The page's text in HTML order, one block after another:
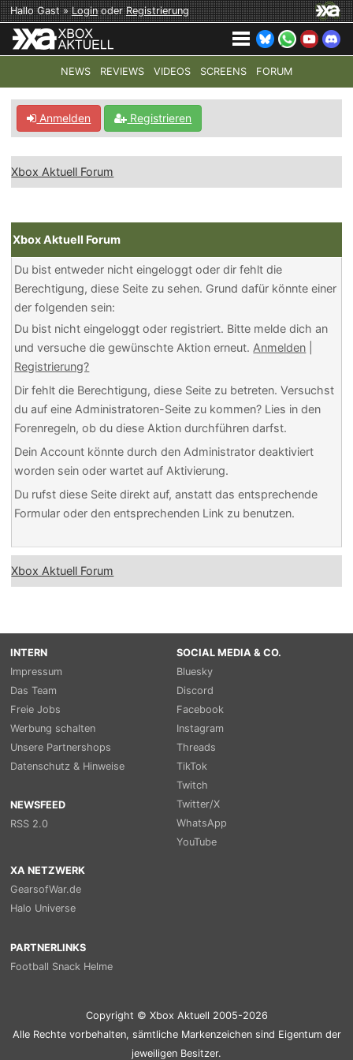
Hallo Gast »LoginoderRegistrierung
NEWS REVIEWS VIDEOS SCREENS FORUM
TOP-THEMEN: COD: MODERN WARFARE 4 HALO:
Anmelden Registrieren
Xbox Aktuell Forum
Xbox Aktuell Forum
Du bist entweder nicht eingeloggt oder dir fehlt die
Berechtigung, diese Seite zu sehen. Grund dafür könnte einer
der folgenden sein:
Du bist nicht eingeloggt oder registriert. Bitte melde dich an
und versuche die gewünschte Aktion erneut. Anmelden
Registrierung?
Dir fehlt die Berechtigung, diese Seite zu betreten. Versuchst
du auf eine Administratoren-Seite zu kommen? Lies in den
Forenregeln, ob du diese Aktion durchführen darfst.
Dein Account könnte durch den Administrator deaktiviert
worden sein oder wartet auf Aktivierung.
Du rufst diese Seite direkt auf, anstatt das entsprechende
Formular oder den entsprechenden Link zu benutzen.
Xbox Aktuell Forum
INTERN
Impressum
Das Team
Freie Jobs
Werbung schalten
Unsere Partnershops
Datenschutz & Hinweise
NEWSFEED
RSS 2.0
SOCIAL MEDIA & CO.
Bluesky
Discord
Facebook
Instagram
Threads
TikTok
Twitch
Twitter/X
WhatsApp
YouTube
XA NETZWERK
GearsofWar.de
Halo Universe
PARTNERLINKS
Football Snack Helme
Copyright © Xbox Aktuell 2005-2026
Alle Rechte vorbehalten, sämtliche Markenzeichen sind Eigentum der
jeweiligen Besitzer.